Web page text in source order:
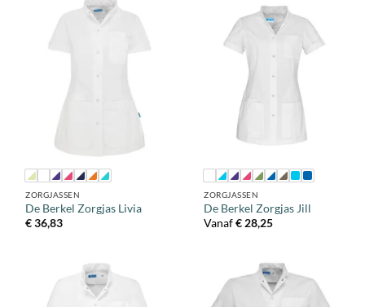
ZORGJASSEN
De Berkel Zorgjas Livia
€36,83
ZORGJASSEN
De Berkel Zorgjas Jill
Vanaf€28,25